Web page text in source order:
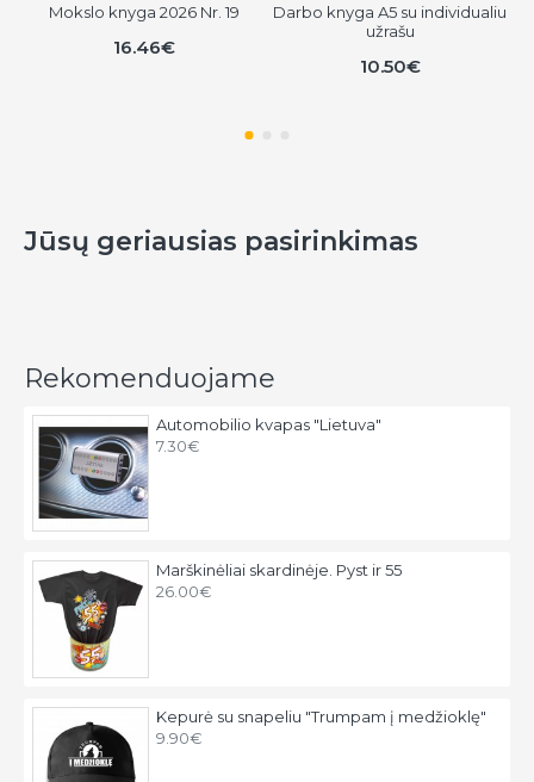
Mokslo knyga 2026 Nr. 19
16.46€
Darbo knyga A5 su individualiu
užrašu
10.50€
Jūsų geriausias pasirinkimas
Rekomenduojame
Automobilio kvapas "Lietuva"
7.30€
Marškinėliai skardinėje. Pyst ir 55
26.00€
Kepurė su snapeliu "Trumpam į medžioklę"
9.90€